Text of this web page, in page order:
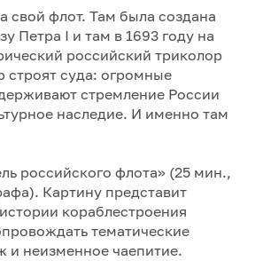
свой флот. Там была создана
Петра I и там в 1693 году на
российский триколор
строят суда: огромные
стремление России
наследие. И именно там
российского флота» (25 мин.,
Картину представит
кораблестроения
тематические
и неизменное чаепитие.